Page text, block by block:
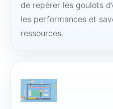
de repérer les goulots
les performances et
ressources.